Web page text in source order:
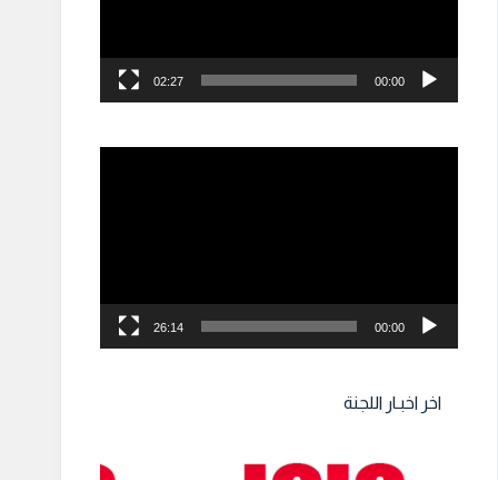
00:00
02:27
00:00
26:14
اخر اخبـار اللجنة